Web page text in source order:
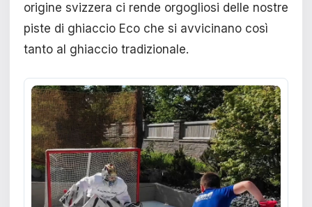
origine svizzera ci rende orgogliosi delle nostre
piste di ghiaccio Eco che si avvicinano così
tanto al ghiaccio tradizionale.